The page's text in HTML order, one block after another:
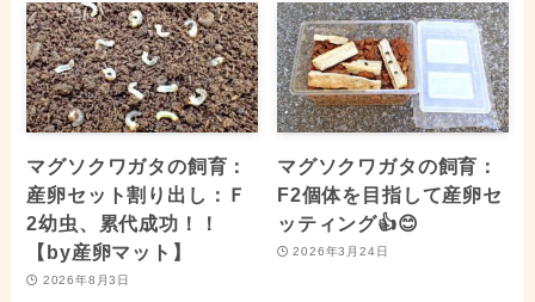
マグソクワガタの飼育：
産卵セット割り出し：Ｆ
2幼虫、累代成功！！
【by産卵マット】
2026年8月3日
マグソクワガタの飼育：
F2個体を目指して産卵セ
ッティング👍😊
2026年3月24日